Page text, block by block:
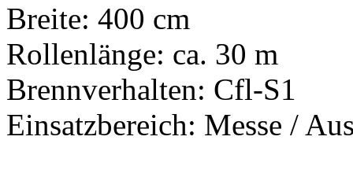
Breite: 400 cm
Rollenlänge: ca. 30 m
Brennverhalten: Cfl-S1
Einsatzbereich: Messe /